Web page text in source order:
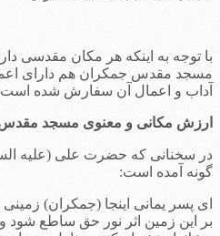
توجه به اینکه هر مکان مقدسی
مقدس جمکران هم دارای
و اعمال آن سفارش شده است.
مکانی و معنوی مسجد مقدس
سخنانی كه حضرت علی (عليه
آمده است:
پسر يمانی اينجا (جمكران)
اين زمين اثر نور حق ساطع شود و